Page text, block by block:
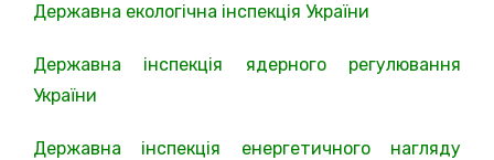
Державна екологічна інспекція України
Державна інспекція ядерного регулювання
України
Державна інспекція енергетичного нагляду